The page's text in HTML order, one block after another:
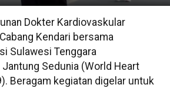
Mute Settings
PIP
Dokter Kardiovaskular
Kendari bersama
Sulawesi Tenggara
Sedunia (World Heart
Beragam kegiatan digelar untuk